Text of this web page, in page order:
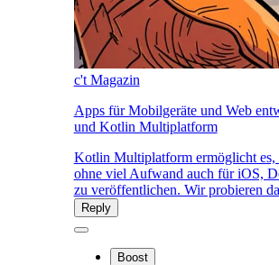
c't Magazin
Apps für Mobilgeräte und Web
und Kotlin Multiplatform
Kotlin Multiplatform ermöglicht
ohne viel Aufwand auch für iOS,
zu veröffentlichen. Wir probieren
Reply
Boost